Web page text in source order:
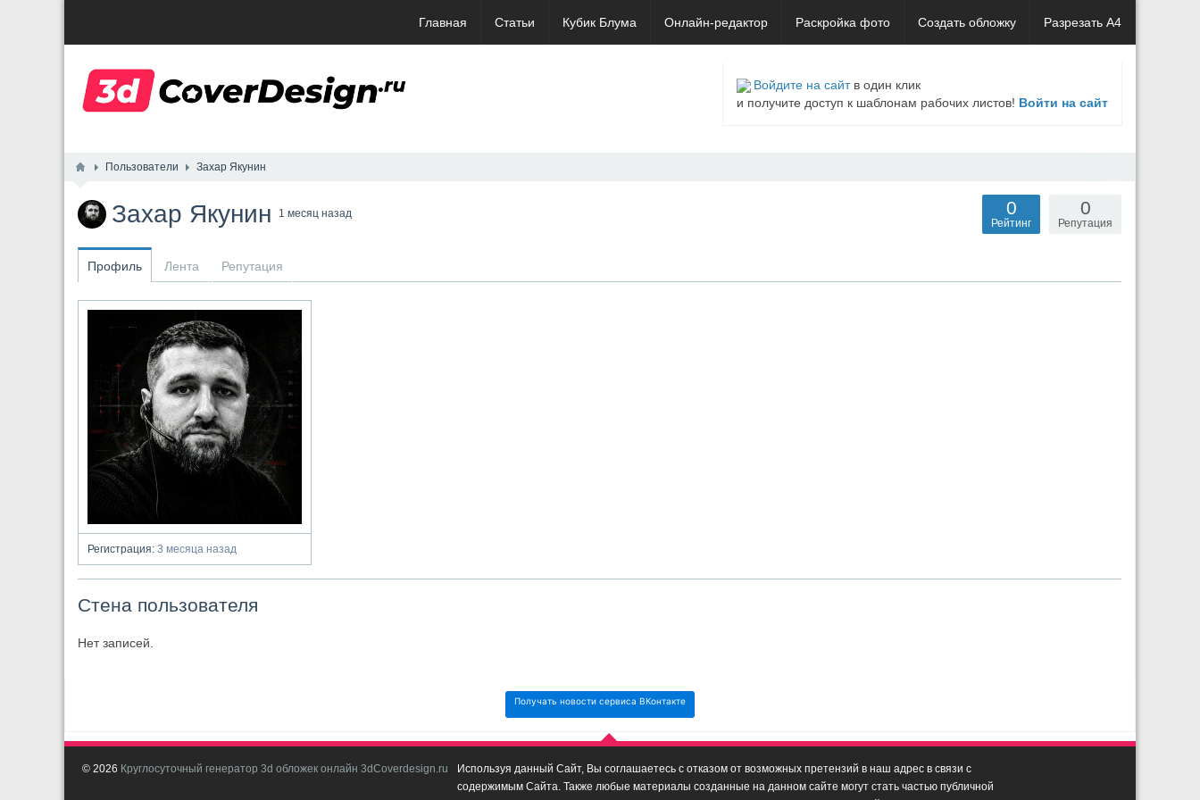
Главная Статьи Кубик Блума Онлайн-редактор Раскройка фото Создать обложку Разрезать А4
Войдите на сайтв один клик
и получите доступ к шаблонам рабочих листов! Войти на сайт
Пользователи Захар Якунин
Захар Якунин 1 месяц назад 0
Репутация
0
Рейтинг
Профиль Лента Репутация
Регистрация: 3 месяца назад
Стена пользователя
Нет записей.
Получать новости сервиса ВКонтакте
© 2026 Круглосуточный генератор 3d обложек онлайн 3dCoverdesign.ru
Используя данный Сайт, Вы соглашаетесь с отказом от возможных претензий в наш адрес в связи с
содержимым Сайта. Также любые материалы созданные на данном сайте могут стать частью публичной